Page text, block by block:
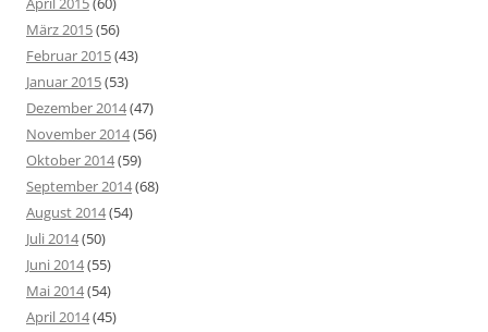
März 2015(56)
Februar 2015(43)
Januar 2015(53)
Dezember 2014(47)
November 2014(56)
Oktober 2014(59)
September 2014(68)
August 2014(54)
Juli 2014(50)
Juni 2014(55)
Mai 2014(54)
April 2014(45)